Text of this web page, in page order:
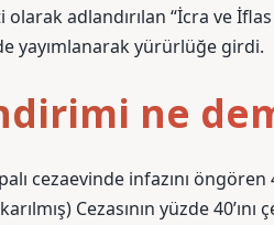
adlandırılan “İcra ve
yayımlanarak yürürlüğe girdi.
ne
cezaevinde infazını
Cezasının yüzde